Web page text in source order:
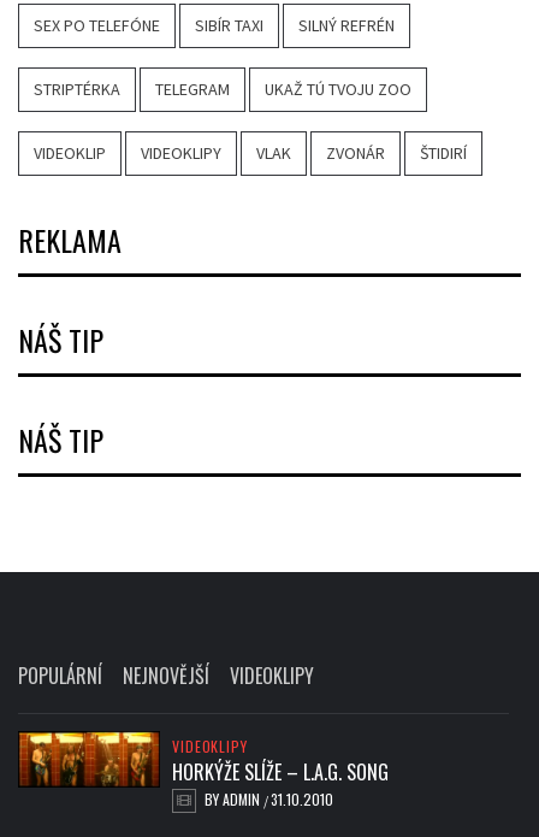
SEX PO TELEFÓNE SIBÍR TAXI SILNÝ REFRÉN
STRIPTÉRKA TELEGRAM UKAŽ TÚ TVOJU ZOO
VIDEOKLIP VIDEOKLIPY VLAK ZVONÁR ŠTIDIRÍ
REKLAMA
NÁŠ TIP
NÁŠ TIP
POPULÁRNÍ NEJNOVĚJŠÍ VIDEOKLIPY
VIDEOKLIPY
HORKÝŽE SLÍŽE – L.A.G. SONG
BYADMIN /31.10.2010